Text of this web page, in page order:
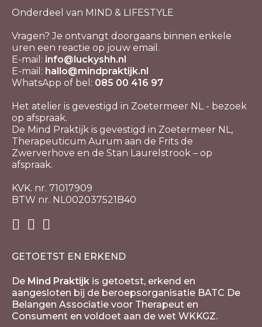
Onderdeel van MIND & LIFESTYLE
Vragen? Je ontvangt doorgaans binnen enkele
uren een reactie op jouw email.
E-mail: info@luckyshh.nl
E-mail: hallo@mindpraktijk.nl
WhatsApp of bel: 085 00 416 97
Het atelier is gevestigd in Zoetermeer NL - bezoek
op afspraak.
De Mind Praktijk is gevestigd in Zoetermeer NL,
Therapeuticum Aurum aan de Frits de
Zwerverhove en de Stan Laurelstrook – op
afspraak.
KVK. nr. 71017909
BTW nr. NL002037521B40
GETOETST EN ERKEND
De Mind Praktijk is getoetst, erkend en
aangesloten bij de beroepsorganisatie BATC De
Belangen Associatie voor Therapeut en
Consument en voldoet aan de wet WKKGZ.